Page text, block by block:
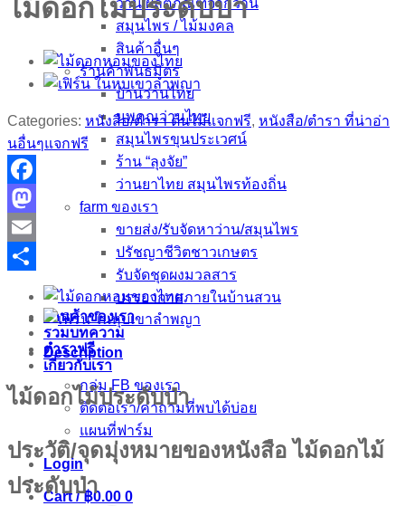
ว่าน/ผลิตภัณฑ์จากว่าน
สมุนไพร / ไม้มงคล
สินค้าอื่นๆ
ร้านค้าพันธมิตร
บ้านว่านไทย
นพคุณว่านไทย
สมุนไพรขุนประเวศน์
ร้าน “ลุงจัย”
ว่านยาไทย สมุนไพรท้องถิ่น
farm ของเรา
ขายส่ง/รับจัดหาว่าน/สมุนไพร
ปรัชญาชีวิตชาวเกษตร
รับจัดชุดผงมวลสาร
บรรยากาศภายในบ้านสวน
ร้านค้าของเรา
รวมบทความ
ตำราฟรี
เกี่ยวกับเรา
กลุ่ม FB ของเรา
ติดต่อเรา/คำถามที่พบได้บ่อย
แผนที่ฟาร์ม
Login
Cart /฿0.00 0
ไม้ดอกไม้ประดับป่า
Categories: หนังสือ/ตำรา ต้นไม้แจกฟรี, หนังสือ/ตำรา ที่น่าอ่า
นอื่นๆแจกฟรี
Facebook
Mastodon
Email
Share
Description
ไม้ดอกไม้ประดับป่า
ประวัติ/จุดมุ่งหมายของหนังสือ ไม้ดอกไม้
ประดับป่า